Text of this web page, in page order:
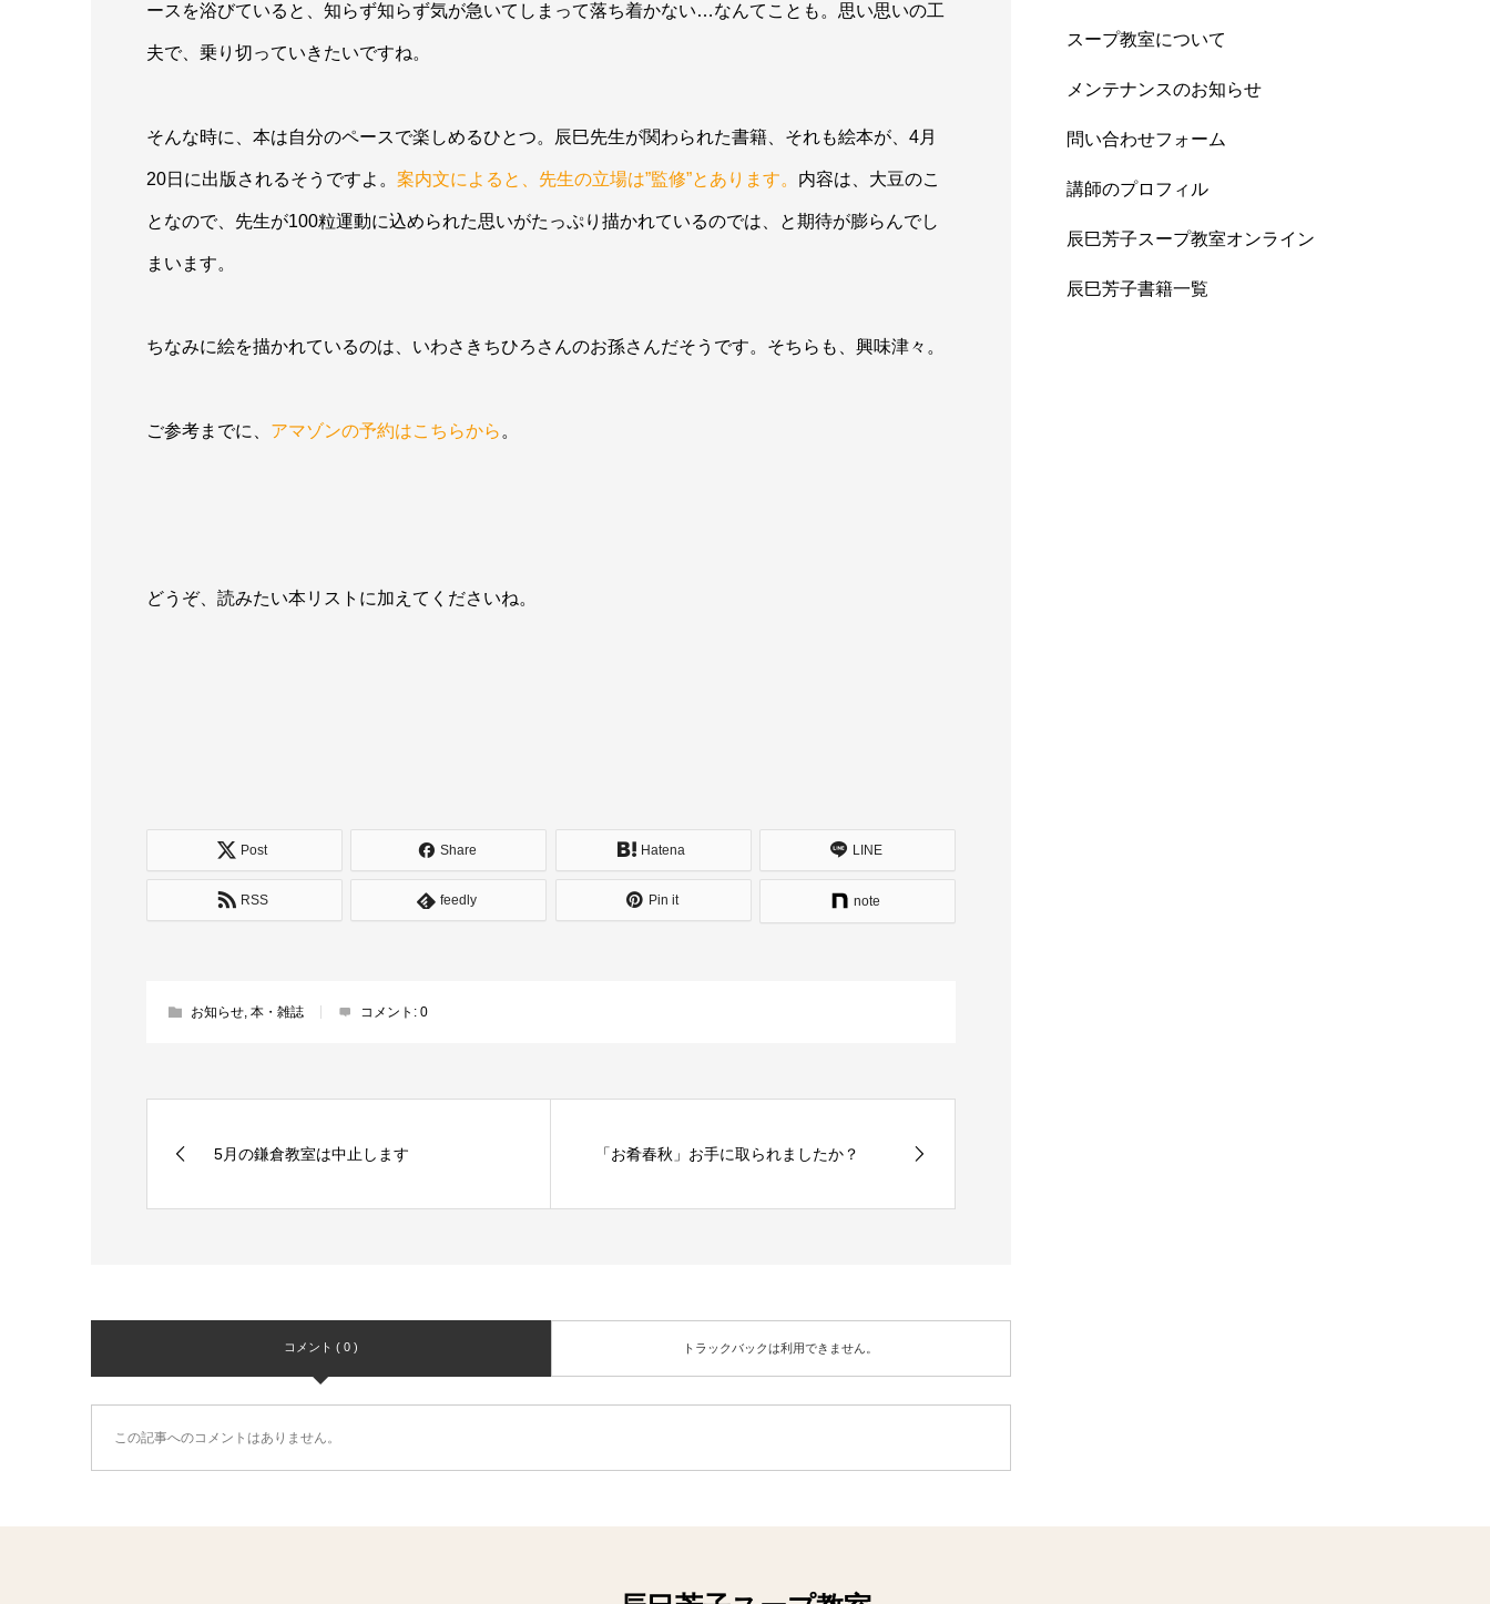
ースを浴びていると、知らず知らず気が急いてしまって落ち着かない…なんてことも。思い思いの工
夫で、乗り切っていきたいですね。
そんな時に、本は自分のペースで楽しめるひとつ。辰巳先生が関わられた書籍、それも絵本が、4月
20日に出版されるそうですよ。 案内文によると、先生の立場は”監修”とあります。 内容は、大豆のこ
となので、先生が100粒運動に込められた思いがたっぷり描かれているのでは、と期待が膨らんでし
まいます。
ちなみに絵を描かれているのは、いわさきちひろさんのお孫さんだそうです。そちらも、興味津々。
ご参考までに、 アマゾンの予約はこちらから 。
どうぞ、読みたい本リストに加えてくださいね。
Post Share Hatena LINE
RSS feedly Pin it note
お知らせ 本・雑誌 コメント: 0
5月の鎌倉教室は中止します 「お肴春秋」お手に取られましたか？
コメント ( 0 ) トラックバックは利用できません。
この記事へのコメントはありません。
スープ教室について
メンテナンスのお知らせ
問い合わせフォーム
講師のプロフィル
辰巳芳子スープ教室オンライン
辰巳芳子書籍一覧